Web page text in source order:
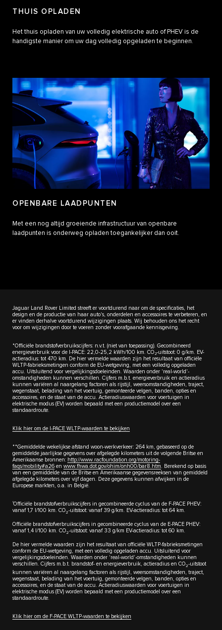
THUIS OPLADEN
Het thuis opladen van uw volledig elektrische auto of PHEV is de
handigste manier om uw dag volledig opgeladen te beginnen.
OPENBARE LAADPUNTEN
Met een nog altijd groeiende infrastructuur van openbare
laadpunten is onderweg opladen toegankelijker dan ooit.
Jaguar Land Rover Limited streeft er voortdurend naar om de specificaties, het
design en de productie van haar auto's, onderdelen en accessoires te verbeteren, en
er vinden derhalve voortdurend wijzigingen plaats. Wij behouden ons het recht
voor om wijzigingen door te voeren zonder voorafgaande kennisgeving.
*Officiële brandstofverbruikscijfers: n.v.t. (niet van toepassing). Gecombineerd
energieverbruik voor de I-PACE: 22,0-25,2 kWh/100 km. CO₂-uitstoot: 0 g/km. EV-
actieradius: tot 470 km. De hier vermelde waarden zijn het resultaat van officiële
WLTP-fabrieksmetingen conform de EU-wetgeving, met een volledig opgeladen
accu. Uitsluitend voor vergelijkingsdoeleinden. Waarden onder 'real-world'-
omstandigheden kunnen verschillen. Cijfers m.b.t. energieverbruik en actieradius
kunnen variëren al naargelang factoren als rijstijl, weersomstandigheden, traject,
wegenstaat, belading van het voertuig, gemonteerde velgen, banden, opties en
accessoires, en de staat van de accu. Actieradiuswaarden voor voertuigen in
elektrische modus (EV) worden bepaald met een productiemodel over een
standaardroute.
Klik hier om de I-PACE WLTP-waarden te bekijken
**Gemiddelde wekelijkse afstand woon-werkverkeer: 264 km, gebaseerd op de
gemiddelde jaarlijkse gegevens over afgelegde kilometers uit de volgende Britse en
Amerikaanse bronnen: http://www.racfoundation.org/motoring-
faqs/mobility#a26 en www.fhwa.dot.gov/ohim/onh00/bar8.htm . Berekend op basis
van een gemiddelde van de Britse en Amerikaanse gegevensreeksen van gemiddeld
afgelegde kilometers over vijf dagen. Deze gegevens kunnen afwijken in de
Europese markten, o.a. in België.
1Officiële brandstofverbruikscijfers in gecombineerde cyclus van de F-PACE PHEV:
vanaf 1,7 l/100 km. CO2-uitstoot: vanaf 39 g/km. EV-actieradius: tot 64 km.
Officiële brandstofverbruikscijfers in gecombineerde cyclus van de E-PACE PHEV:
vanaf 1,4 l/100 km. CO2-uitstoot: vanaf 33 g/km EV-actieradius: tot 60 km.
De hier vermelde waarden zijn het resultaat van officiële WLTP-fabrieksmetingen
conform de EU-wetgeving, met een volledig opgeladen accu. Uitsluitend voor
vergelijkingsdoeleinden. Waarden onder 'real-world'-omstandigheden kunnen
verschillen. Cijfers m.b.t. brandstof- en energieverbruik, actieradius en CO2-uitstoot
kunnen variëren al naargelang factoren als rijstijl, weersomstandigheden, traject,
wegenstaat, belading van het voertuig, gemonteerde velgen, banden, opties en
accessoires, en de staat van de accu. Actieradiuswaarden voor voertuigen in
elektrische modus (EV) worden bepaald met een productiemodel over een
standaardroute.
Klik hier om de F-PACE WLTP-waarden te bekijken